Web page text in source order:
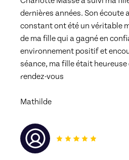
dernières années. Son écoute
constant ont été un véritable
de ma fille qui a gagné en
environnement positif et
séance, ma fille était heureuse
rendez-vous
Mathilde